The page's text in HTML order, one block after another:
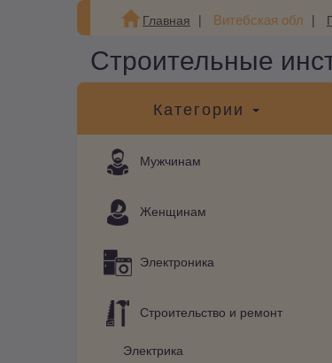
Главная Витебская обл
Строительные
Категории
Мужчинам
Женщинам
Электроника
Строительство и ремонт
Электрика